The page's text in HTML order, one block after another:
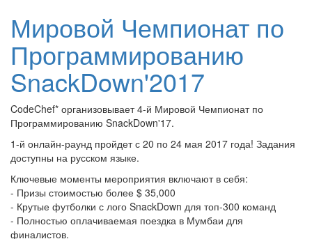
Мировой Чемпионат по
Программированию
SnackDown'2017
CodeChef* организовывает 4-й Мировой Чемпионат по
Программированию SnackDown'17.
1-й онлайн-раунд пройдет с 20 по 24 мая 2017 года! Задания
доступны на русском языке.
Ключевые моменты мероприятия включают в себя:
- Призы стоимостью более $ 35,000
- Крутые футболки с лого SnackDown для топ-300 команд
- Полностью оплачиваемая поездка в Мумбаи для
финалистов.